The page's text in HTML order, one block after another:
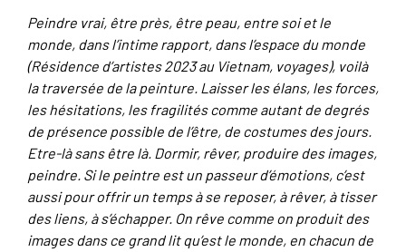
Peindre vrai, être près, être peau, entre soi et le
monde, dans l’intime rapport, dans l’espace du monde
(Résidence d’artistes 2023 au Vietnam, voyages), voilà
la traversée de la peinture. Laisser les élans, les forces,
les hésitations, les fragilités comme autant de degrés
de présence possible de l’être, de costumes des jours.
Etre-là sans être là. Dormir, rêver, produire des images,
peindre. Si le peintre est un passeur d’émotions, c’est
aussi pour offrir un temps à se reposer, à rêver, à tisser
des liens, à s’échapper. On rêve comme on produit des
images dans ce grand lit qu’est le monde, en chacun de